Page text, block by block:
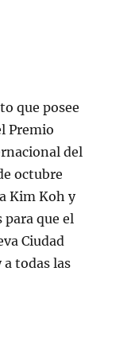
que posee
Premio
del
octubre
Kim Koh y
para que el
Ciudad
todas las